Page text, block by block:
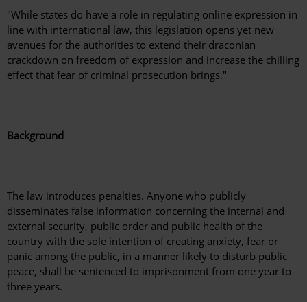
"While states do have a role in regulating online expression in
line with international law, this legislation opens yet new
avenues for the authorities to extend their draconian
crackdown on freedom of expression and increase the chilling
effect that fear of criminal prosecution brings."
Background
The law introduces penalties. Anyone who publicly
disseminates false information concerning the internal and
external security, public order and public health of the
country with the sole intention of creating anxiety, fear or
panic among the public, in a manner likely to disturb public
peace, shall be sentenced to imprisonment from one year to
three years.